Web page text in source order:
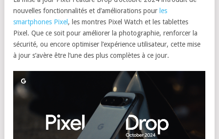
nouvelles fonctionnalités et d’améliorations pour les
smartphones Pixel , les montres Pixel Watch et les tablettes
Pixel. Que ce soit pour améliorer la photographie, renforcer la
sécurité, ou encore optimiser l’expérience utilisateur, cette mise
à jour s’avère être l’une des plus complètes à ce jour.